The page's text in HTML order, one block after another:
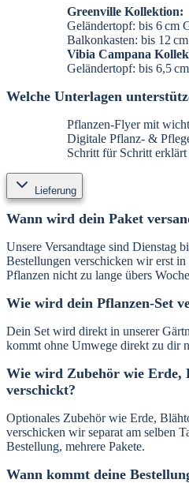
Greenville Kollektion:
Geländertopf: bis 6 cm
Balkonkasten: bis 12
Vibia Campana
Geländertopf: bis 6,5
Welche Unterlagen
Pflanzen-Flyer mit
Digitale Pflanz- &
Schritt für Schritt erklärt
Lieferung
Wann wird dein Paket
Unsere Versandtage sind Dienstag
Bestellungen verschicken wir erst
Pflanzen nicht zu lange übers
Wie wird dein Pflanzen-Set
Dein Set wird direkt in unserer
kommt ohne Umwege direkt zu dir
Wie wird Zubehör wie Erde,
verschickt?
Optionales Zubehör wie Erde,
verschicken wir separat am selben
Bestellung, mehrere Pakete.
Wann kommt deine